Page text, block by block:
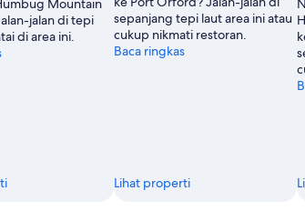
Mountain
jalan di tepi
di area ini.
sepanjang tepi laut area ini atau
cukup nikmati restoran.
Baca ringkas
Lihat properti